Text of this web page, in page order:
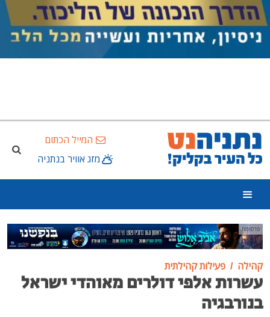
המייל הכתום
מזג אוויר בנתניה
פרסומת
קהילה פעילות קהילתית
עשרות אלפי דולרים מאוהדי ישראל
בנורבגיה